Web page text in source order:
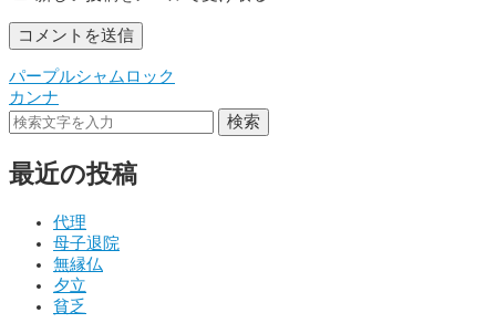
投
稿
ビ
パープルシャムロック
カンナ
検索
最近の投稿
代理
母子退院
無縁仏
夕立
貧乏